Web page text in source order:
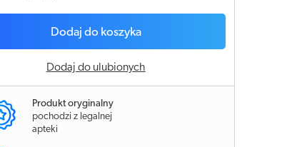
Dodaj do koszyka
Dodaj do ulubionych
Produkt oryginalny
pochodzi z legalnej
apteki